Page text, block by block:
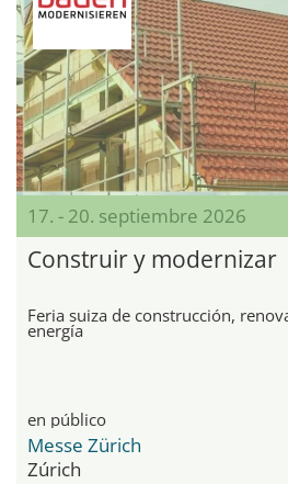
17. - 20. septiembre 2026
Construir y modernizar
Feria suiza de construcción,
energía
en público
Messe Zürich
Zúrich